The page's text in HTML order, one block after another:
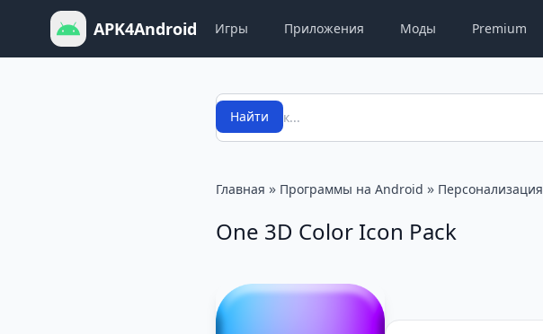
APK4Android Игры Приложения Моды Premium
Поиск
Найти
Главная » Программы на Android » Персонализация
One 3D Color Icon Pack